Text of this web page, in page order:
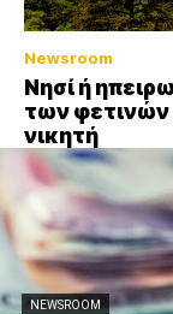
Newsroom
Νησί ή
των φετινών
νικητή
NEWSROOM